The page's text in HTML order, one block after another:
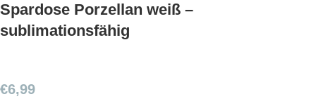
Spardose Porzellan weiß –
sublimationsfähig
€6,99